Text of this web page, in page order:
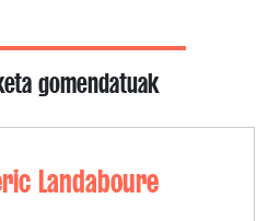
gomendatuak
Landaboure